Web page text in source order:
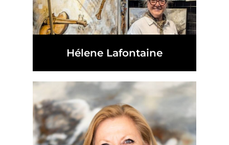
Hélene Lafontaine